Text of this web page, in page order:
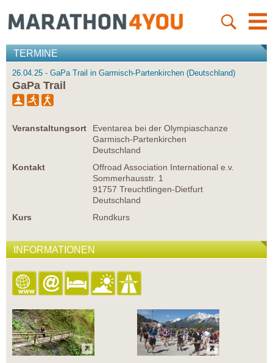
TERMINE
26.04.25 - GaPa Trail in Garmisch-Partenkirchen (Deutschland)
GaPa Trail
Veranstaltungsort
Eventarea bei der Olympiaschanze
Garmisch-Partenkirchen
Deutschland
Kontakt
Offroad Association International e.v.
Sommerhausstr. 1
91757 Treuchtlingen-Dietfurt
Deutschland
Kurs
Rundkurs
INFORMATIONEN